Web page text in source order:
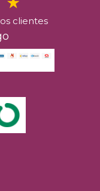
clientes